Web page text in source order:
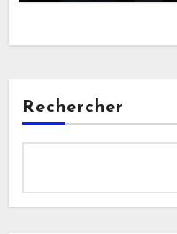
Rechercher